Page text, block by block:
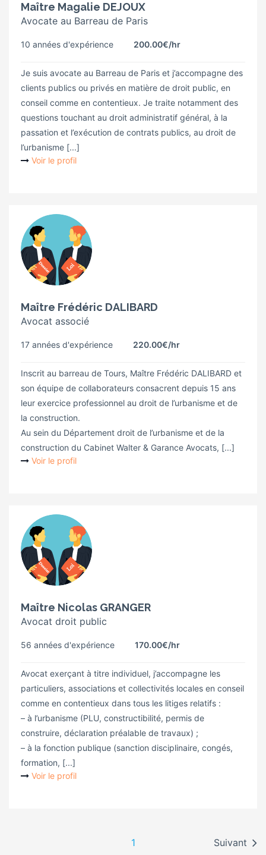
Maître Magalie DEJOUX
Avocate au Barreau de Paris
10 années d'expérience 200.00€/hr
Je suis avocate au Barreau de Paris et j’accompagne des
clients publics ou privés en matière de droit public, en
conseil comme en contentieux. Je traite notamment des
questions touchant au droit administratif général, à la
passation et l’exécution de contrats publics, au droit de
l’urbanisme [...]
Voir le profil
Maître Frédéric DALIBARD
Avocat associé
17 années d'expérience 220.00€/hr
Inscrit au barreau de Tours, Maître Frédéric DALIBARD et
son équipe de collaborateurs consacrent depuis 15 ans
leur exercice professionnel au droit de l’urbanisme et de
la construction.
Au sein du Département droit de l’urbanisme et de la
construction du Cabinet Walter & Garance Avocats, [...]
Voir le profil
Maître Nicolas GRANGER
Avocat droit public
56 années d'expérience 170.00€/hr
Avocat exerçant à titre individuel, j’accompagne les
particuliers, associations et collectivités locales en conseil
comme en contentieux dans tous les litiges relatifs :
– à l’urbanisme (PLU, constructibilité, permis de
construire, déclaration préalable de travaux) ;
– à la fonction publique (sanction disciplinaire, congés,
formation, [...]
Voir le profil
1 Suivant